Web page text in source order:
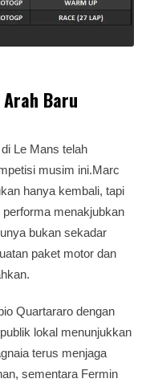
Baru
Le Mans telah
musim ini.Marc
hanya kembali, tapi
menakjubkan
bukan sekadar
paket motor dan
Quartararo dengan
lokal menunjukkan
terus menjaga
sementara Fermin